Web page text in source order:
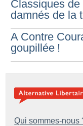
Classiques
damnés de la
A Contre
goupillée !
Qui sommes-nous